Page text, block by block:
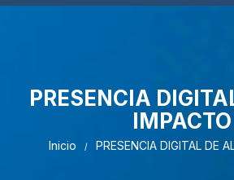
PRESENCIA
IMPACTO
Inicio PRESENCIA DIGITAL DE